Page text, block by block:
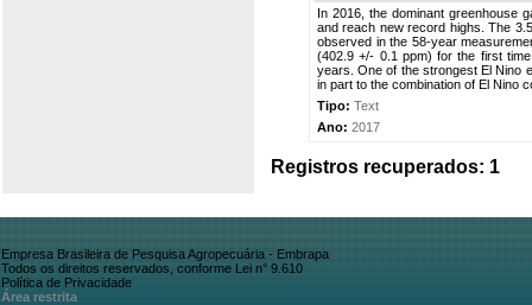
In 2016, the dominant greenhouse
and reach new record highs. The
observed in the 58-year
(402.9 +/- 0.1 ppm) for the first
years. One of the strongest El Nino
in part to the combination of El Nino
Tipo: Text
Ano: 2017
Registros recuperados: 1
Empresa Brasileira de Pesquisa Agropecuária - Embrapa
Todos os direitos reservados, conforme Lei n° 9.610
Política de Privacidade
Área restrita